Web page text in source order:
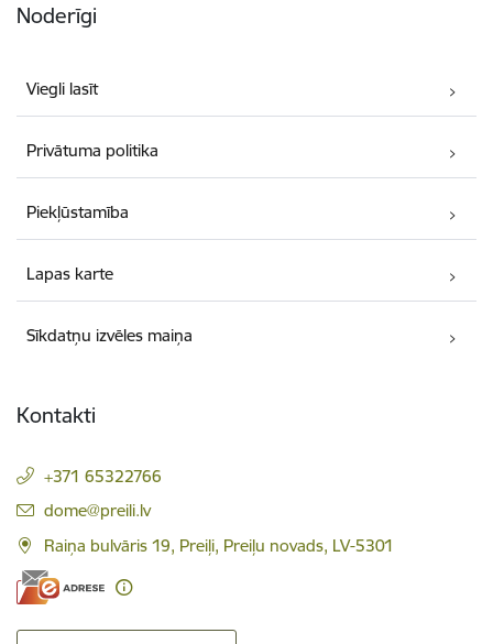
Noderīgi
Viegli lasīt
Privātuma politika
Piekļūstamība
Lapas karte
Sīkdatņu izvēles maiņa
Kontakti
+371 65322766
E-pasts:
dome@preili.lv
Raiņa bulvāris 19, Preiļi, Preiļu novads, LV-5301